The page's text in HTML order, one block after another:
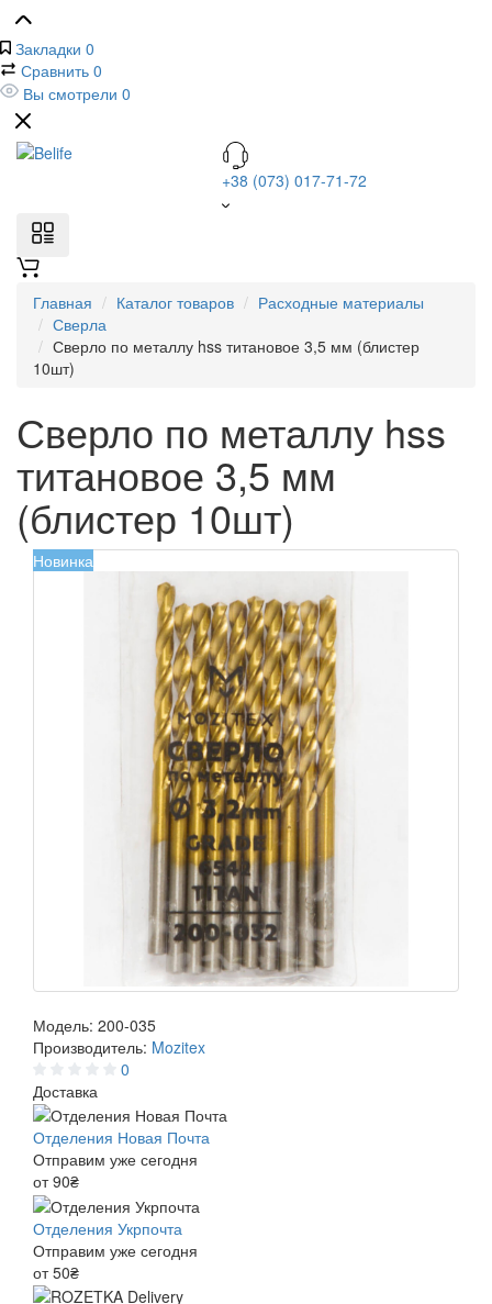
Закладки 0
Сравнить 0
Вы смотрели 0
+38 (073) 017-71-72
Главная Каталог товаров
Расходные материалы
Сверла
Сверло по металлу hss титановое 3,5 мм (блистер
10шт)
Сверло по металлу hss
титановое 3,5 мм
(блистер 10шт)
Новинка
Модель: 200-035
Производитель: Mozitex
0
Доставка
Отделения Новая Почта
Отправим уже сегодня
от 90₴
Отделения Укрпочта
Отправим уже сегодня
от 50₴